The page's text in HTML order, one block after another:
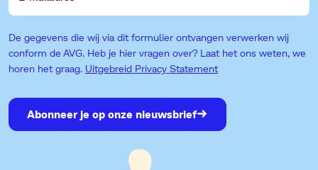
De gegevens die wij via dit formulier ontvangen verwerken wij
conform de AVG. Heb je hier vragen over? Laat het ons weten, we
horen het graag. Uitgebreid Privacy Statement
Abonneer je op onze nieuwsbrief